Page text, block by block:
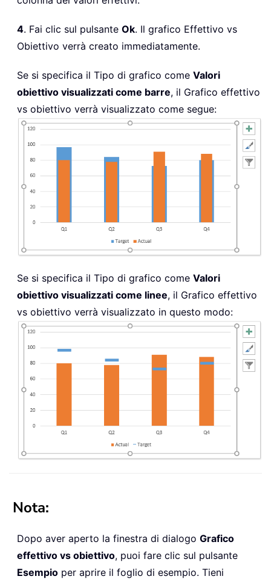
4. Fai clic sul pulsante Ok. Il grafico Effettivo vs
Obiettivo verrà creato immediatamente.
Se si specifica il Tipo di grafico come Valori
obiettivo visualizzati come barre, il Grafico effettivo
vs obiettivo verrà visualizzato come segue:
Se si specifica il Tipo di grafico come Valori
obiettivo visualizzati come linee, il Grafico effettivo
vs obiettivo verrà visualizzato in questo modo:
Nota:
Dopo aver aperto la finestra di dialogo Grafico
effettivo vs obiettivo, puoi fare clic sul pulsante
Esempio per aprire il foglio di esempio. Tieni